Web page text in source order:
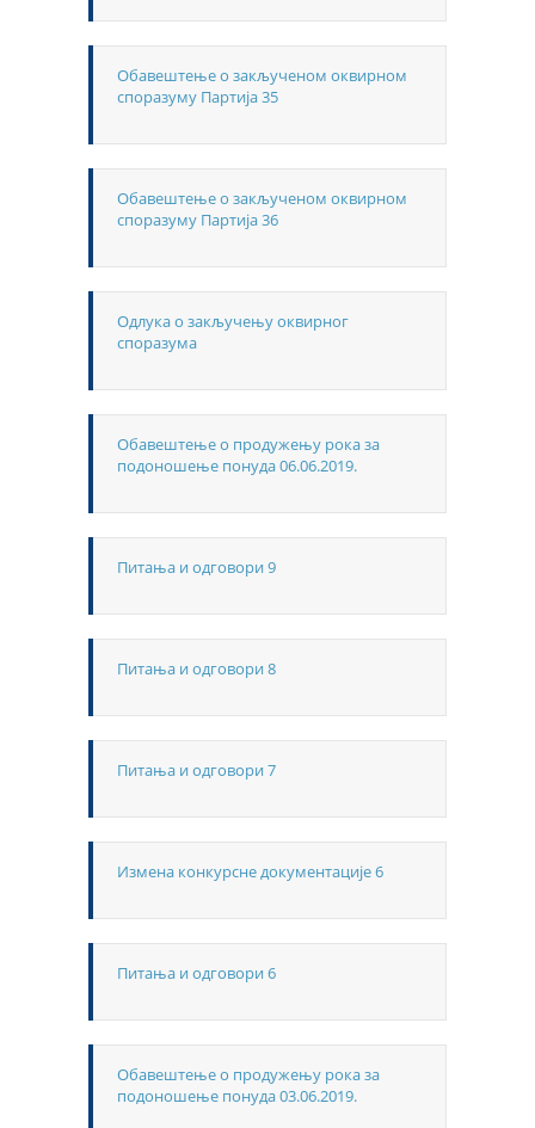
Обавештење о закљученом оквирном
споразуму Партија 35
Обавештење о закљученом оквирном
споразуму Партија 36
Одлука о закључењу оквирног
споразума
Обавештење о продужењу рока за
подоношење понуда 06.06.2019.
Питања и одговори 9
Питања и одговори 8
Питања и одговори 7
Измена конкурсне документације 6
Питања и одговори 6
Обавештење о продужењу рока за
подоношење понуда 03.06.2019.